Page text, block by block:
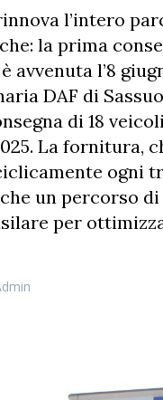
l’intero
la prima
avvenuta l’8
DAF di
di 18
La fornitura,
ogni
un percorso
per